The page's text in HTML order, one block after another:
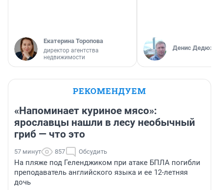
Екатерина Торопова
директор агентства
недвижимости
Денис
РЕКОМЕНДУЕМ
«Напоминает куриное мясо»:
ярославцы нашли в лесу необычный
гриб — что это
57 минут 857 Обсудить
На пляже под Геленджиком при атаке БПЛА погибли
преподаватель английского языка и ее 12-летняя
дочь